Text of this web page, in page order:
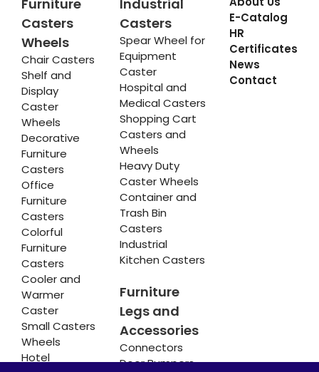
Furniture
Casters
Wheels
Chair Casters
Shelf and
Display
Caster
Wheels
Decorative
Furniture
Casters
Office
Furniture
Casters
Colorful
Furniture
Casters
Cooler and
Warmer
Caster
Small Casters
Wheels
Hotel
Industrial
Casters
Spear Wheel for
Equipment
Caster
Hospital and
Medical Casters
Shopping Cart
Casters and
Wheels
Heavy Duty
Caster Wheels
Container and
Trash Bin
Casters
Industrial
Kitchen Casters
Furniture
Legs and
Accessories
Connectors
Door Bumpers
E-Catalog
HR
Certificates
News
Contact